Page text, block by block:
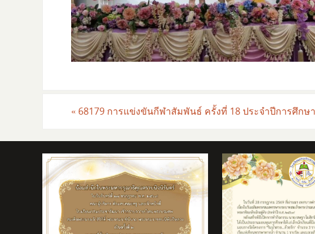
« 68179 การแข่งขันกีฬาสัมพันธ์ ครั้งที่ 18 ประจำปีการศึกษ